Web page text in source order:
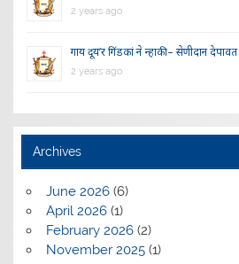
2 years ago
गाय दूय’र गिंडकां ने न्हाकी – सेणीदान देपावत
2 years ago
Archives
June 2026(6)
April 2026(1)
February 2026(2)
November 2025(1)